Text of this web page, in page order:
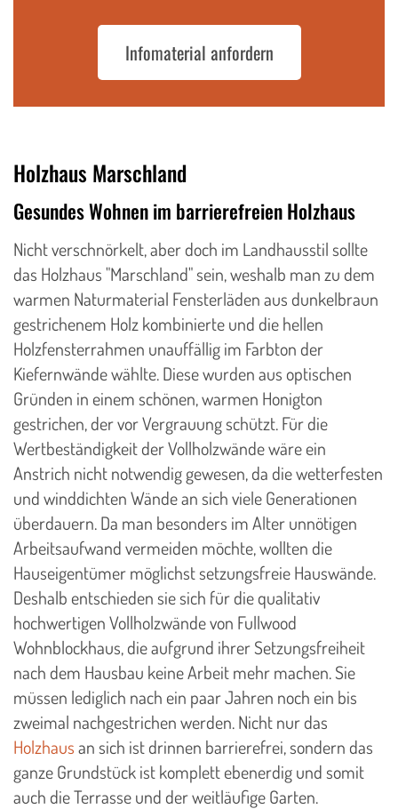
Infomaterial anfordern
Holzhaus Marschland
Gesundes Wohnen im barrierefreien Holzhaus
Nicht verschnörkelt, aber doch im Landhausstil sollte
das Holzhaus "Marschland" sein, weshalb man zu dem
warmen Naturmaterial Fensterläden aus dunkelbraun
gestrichenem Holz kombinierte und die hellen
Holzfensterrahmen unauffällig im Farbton der
Kiefernwände wählte. Diese wurden aus optischen
Gründen in einem schönen, warmen Honigton
gestrichen, der vor Vergrauung schützt. Für die
Wertbeständigkeit der Vollholzwände wäre ein
Anstrich nicht notwendig gewesen, da die wetterfesten
und winddichten Wände an sich viele Generationen
überdauern. Da man besonders im Alter unnötigen
Arbeitsaufwand vermeiden möchte, wollten die
Hauseigentümer möglichst setzungsfreie Hauswände.
Deshalb entschieden sie sich für die qualitativ
hochwertigen Vollholzwände von Fullwood
Wohnblockhaus, die aufgrund ihrer Setzungsfreiheit
nach dem Hausbau keine Arbeit mehr machen. Sie
müssen lediglich nach ein paar Jahren noch ein bis
zweimal nachgestrichen werden. Nicht nur das
Holzhausan sich ist drinnen barrierefrei, sondern das
ganze Grundstück ist komplett ebenerdig und somit
auch die Terrasse und der weitläufige Garten.